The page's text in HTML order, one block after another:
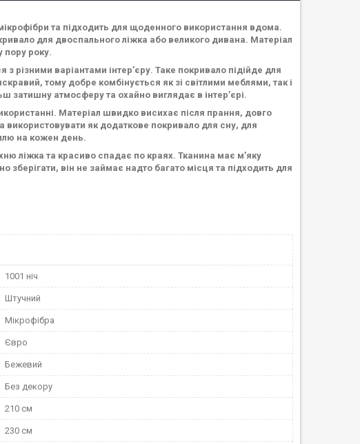
та підходить для щоденного використання вдома.
для двоспального ліжка або великого дивана. Матеріал
пору року.
різними варіантами інтер’єру. Таке покривало підійде для
тому добре комбінується як зі світлими меблями, так і
затишну атмосферу та охайно виглядає в інтер’єрі.
Матеріал швидко висихає після прання, довго
використовувати як додаткове покривало для сну, для
на кожен день.
ліжка та красиво спадає по краях. Тканина має м’яку
він не займає надто багато місця та підходить для
1001 ніч
Штучний
Мікрофібра
Євро
Бежевий
Без декору
210 см
230 см